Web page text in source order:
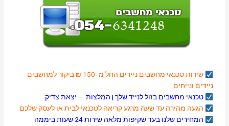
שירות טכנאי מחשבים ניידים
החל מ -150 ₪ ביקור למחשבים
ניידים ונייחים
טכנאי מחשבים בזול לנייד שלך | המלצות– יצאת צדיק
הגעה מהירה עד שעה מרגע קריאה לטכנאי לבית או לעסק שלכם
המחירים שלנו בעד שקיפות מלאה שירות 24 שעות ביממה